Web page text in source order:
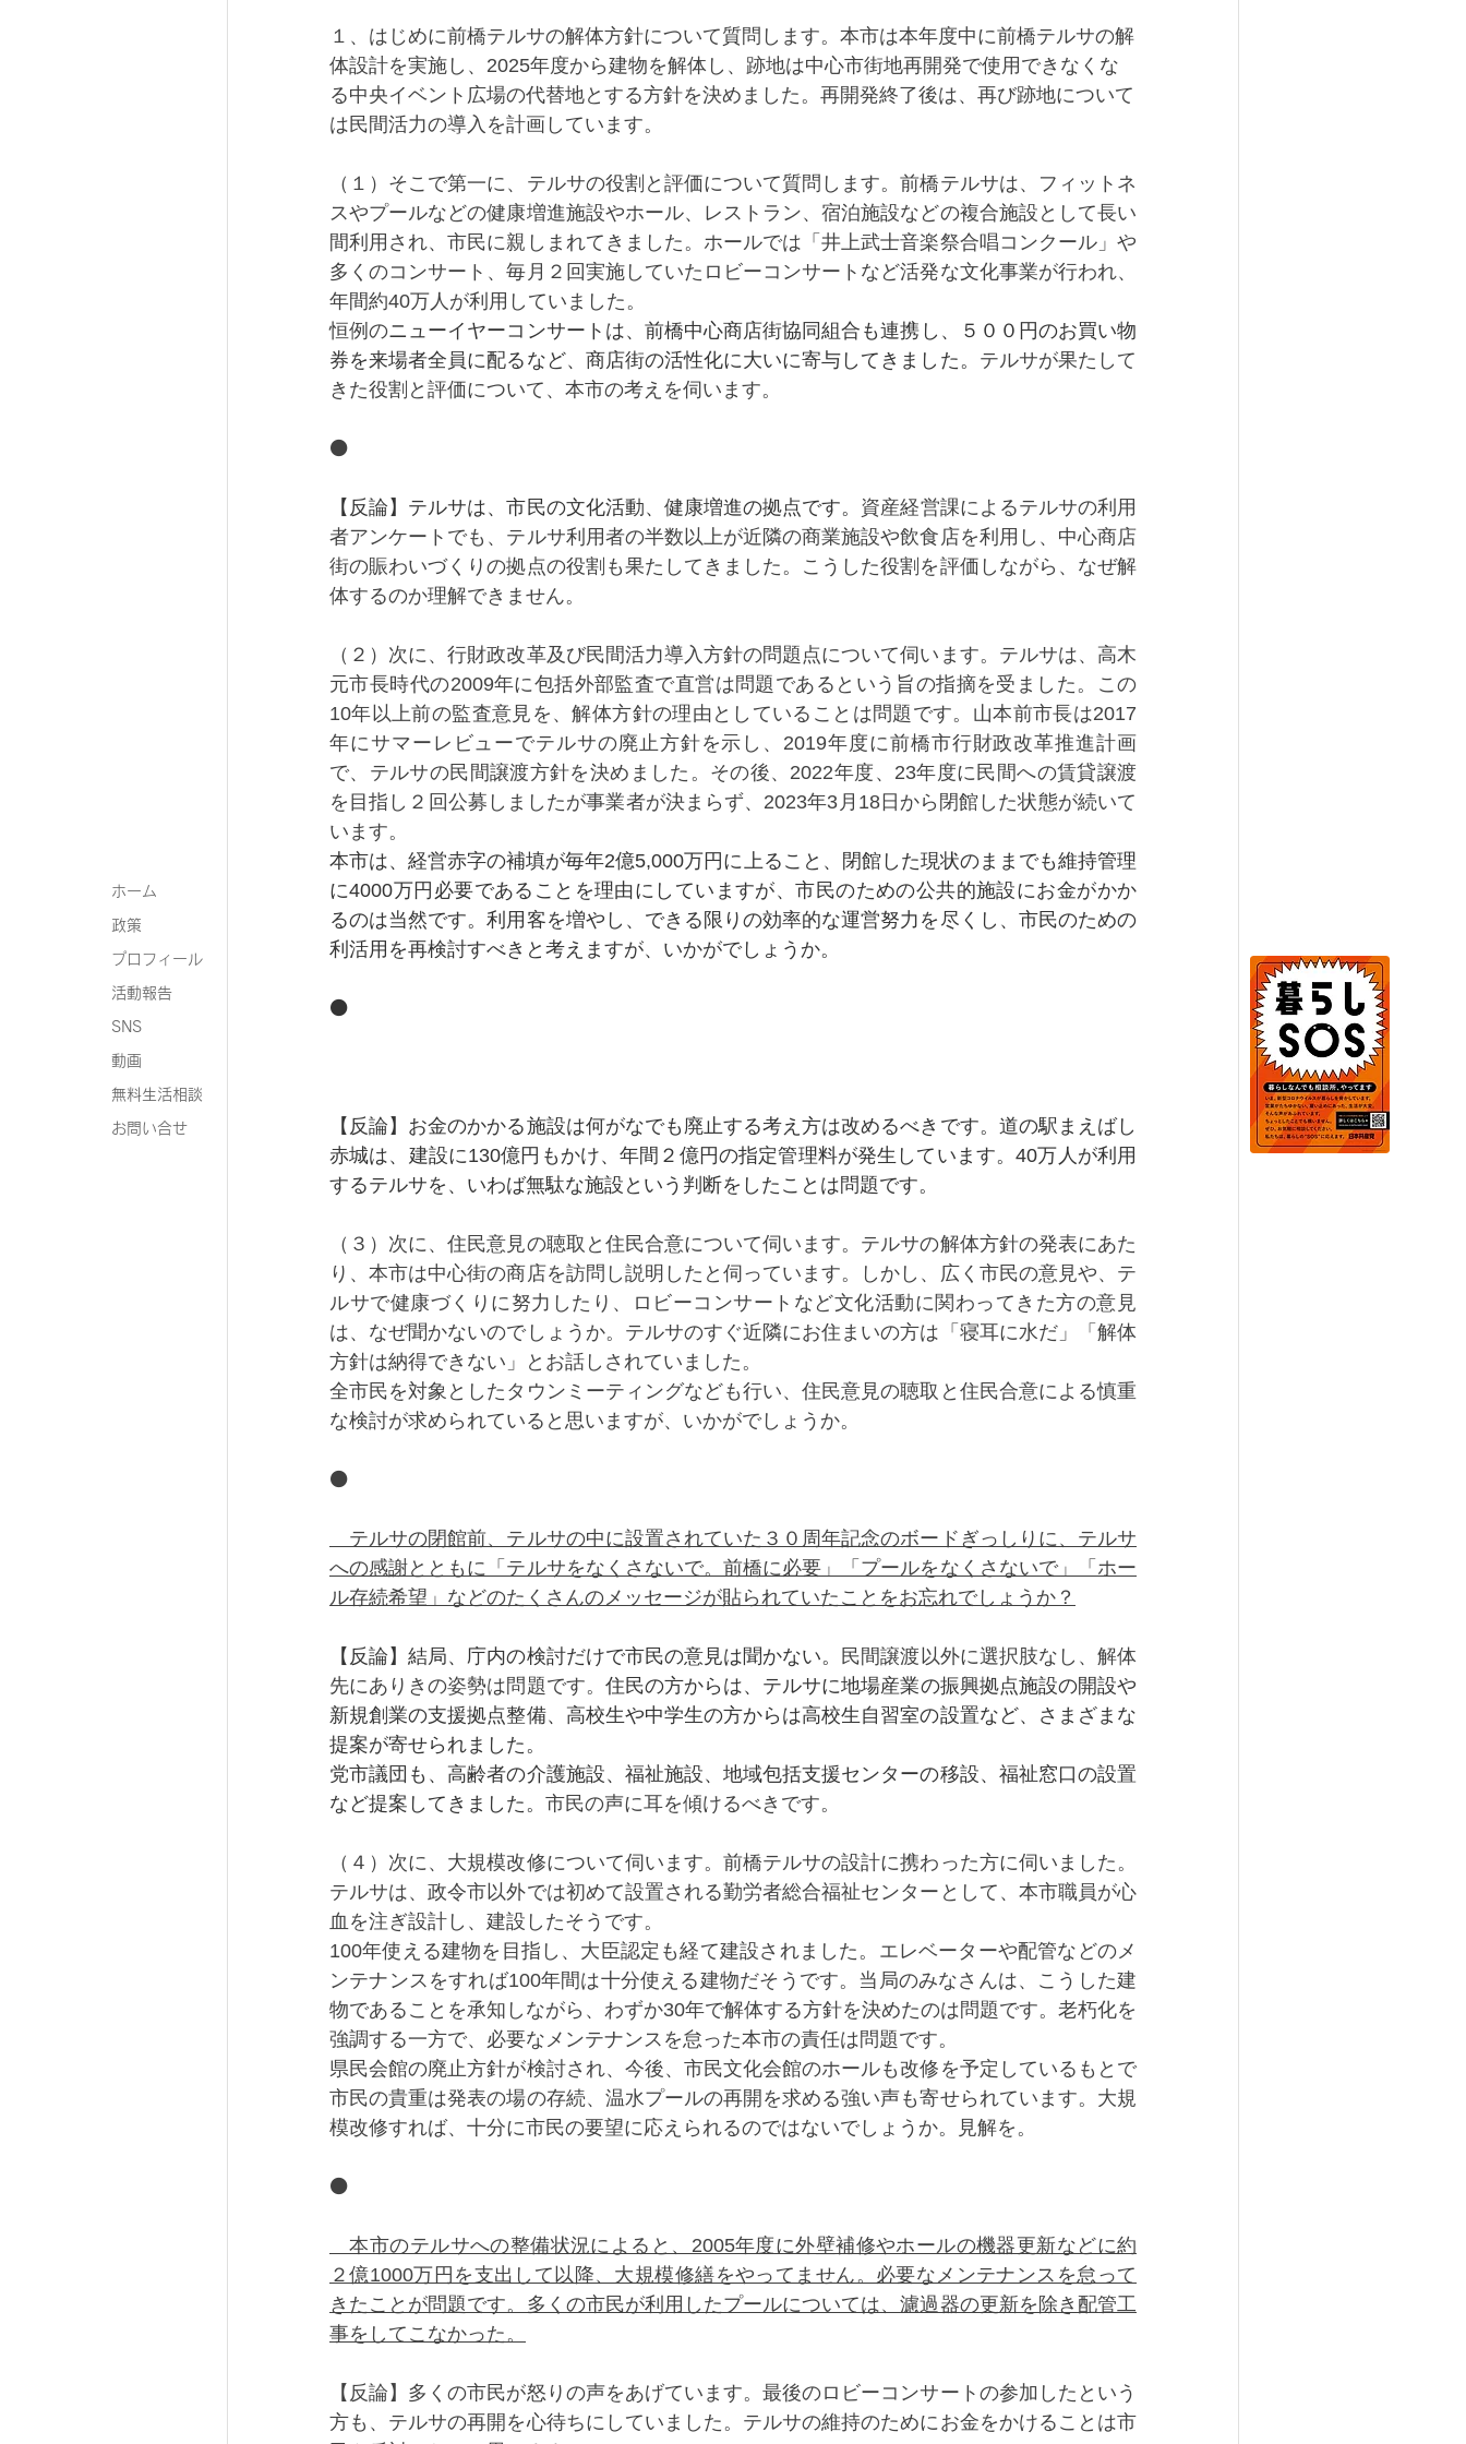
ホーム
政策
プロフィール
活動報告
SNS
動画
無料生活相談
お問い合せ
１、はじめに前橋テルサの解体方針について質問します。本市は本年度中に前橋テルサの解
体設計を実施し、2025年度から建物を解体し、跡地は中心市街地再開発で使用できなくな
る中央イベント広場の代替地とする方針を決めました。再開発終了後は、再び跡地について
は民間活力の導入を計画しています。
（１）そこで第一に、テルサの役割と評価について質問します。前橋テルサは、フィットネ
スやプールなどの健康増進施設やホール、レストラン、宿泊施設などの複合施設として長い
間利用され、市民に親しまれてきました。ホールでは「井上武士音楽祭合唱コンクール」や
多くのコンサート、毎月２回実施していたロビーコンサートなど活発な文化事業が行われ、
年間約40万人が利用していました。
恒例のニューイヤーコンサートは、前橋中心商店街協同組合も連携し、５００円のお買い物
券を来場者全員に配るなど、商店街の活性化に大いに寄与してきました。 テルサが果たして
きた役割と評価について、本市の考えを伺います。
⚫️
【反論】テルサは、市民の文化活動、健康増進の拠点です。 資産経営課によるテルサの利用
者アンケートでも、テルサ利用者の半数以上が近隣の商業施設や飲食店を利用し、中心商店
街の賑わいづくりの拠点の役割も果たしてきました。こうした役割を評価しながら、なぜ解
体するのか理解できません。
（２）次に、行財政改革及び民間活力導入方針の問題点について伺います。テルサは、高木
元市長時代の2009年に包括外部監査で直営は問題であるという旨の指摘を受ました。この
10年以上前の監査意見を、解体方針の理由としていることは問題です。山本前市長は2017
年にサマーレビューでテルサの廃止方針を示し、2019年度に前橋市行財政改革推進計画
で、テルサの民間譲渡方針を決めました。その後、2022年度、23年度に民間への賃貸譲渡
を目指し２回公募しましたが事業者が決まらず、2023年3月18日から閉館した状態が続いて
います。
本市は、経営赤字の補填が毎年2億5,000万円に上ること、閉館した現状のままでも維持管理
に4000万円必要であることを理由にしていますが、市民のための公共的施設にお金がかか
るのは当然です。利用客を増やし、できる限りの効率的な運営努力を尽くし、市民のための
利活用を再検討すべきと考えますが、いかがでしょうか。
⚫️
【反論】お金のかかる施設は何がなでも廃止する考え方は改めるべきです。道の駅まえばし
赤城は、建設に130億円もかけ、年間２億円の指定管理料が発生しています。40万人が利用
するテルサを、いわば無駄な施設という判断をしたことは問題です。
（３）次に、住民意見の聴取と住民合意について伺います。テルサの解体方針の発表にあた
り、本市は中心街の商店を訪問し説明したと伺っています。しかし、広く市民の意見や、テ
ルサで健康づくりに努力したり、ロビーコンサートなど文化活動に関わってきた方の意見
は、なぜ聞かないのでしょうか。テルサのすぐ近隣にお住まいの方は「寝耳に水だ」「解体
方針は納得できない」とお話しされていました。
全市民を対象としたタウンミーティングなども行い、住民意見の聴取と住民合意による慎重
な検討が求められていると思いますが、いかがでしょうか。
⚫️
テルサの閉館前、テルサの中に設置されていた３０周年記念のボードぎっしりに、テルサ
への感謝とともに「テルサをなくさないで。前橋に必要」「プールをなくさないで」「ホー
ル存続希望」などのたくさんのメッセージが貼られていたことをお忘れでしょうか？
【反論】結局、庁内の検討だけで市民の意見は聞かない。 民間譲渡以外に選択肢なし、解体
先にありきの姿勢は問題です。 住民の方からは、テルサに地場産業の振興拠点施設の開設や
新規創業の支援拠点整備、高校生や中学生の方からは高校生自習室の設置など、さまざまな
提案が寄せられました。
党市議団も、高齢者の介護施設、福祉施設、地域包括支援センターの移設、福祉窓口の設置
など提案してきました。 市民の声に耳を傾けるべきです。
（４）次に、大規模改修について伺います。前橋テルサの設計に携わった方に伺いました。
テルサは、政令市以外では初めて設置される勤労者総合福祉センターとして、本市職員が心
血を注ぎ設計し、建設したそうです。
100年使える建物を目指し、大臣認定も経て建設されました。エレベーターや配管などのメ
ンテナンスをすれば100年間は十分使える建物だそうです。当局のみなさんは、こうした建
物であることを承知しながら、わずか30年で解体する方針を決めたのは問題です。老朽化を
強調する一方で、必要なメンテナンスを怠った本市の責任は問題です。
県民会館の廃止方針が検討され、今後、市民文化会館のホールも改修を予定しているもとで
市民の貴重は発表の場の存続、温水プールの再開を求める強い声も寄せられています。大規
模改修すれば、十分に市民の要望に応えられるのではないでしょうか。見解を。
⚫️
本市のテルサへの整備状況によると、2005年度に外壁補修やホールの機器更新などに約
２億1000万円を支出して以降、大規模修繕をやってません。必要なメンテナンスを怠って
きたことが問題です。多くの市民が利用したプールについては、濾過器の更新を除き配管工
事をしてこなかった。
【反論】多くの市民が怒りの声をあげています。最後のロビーコンサートの参加したという
方も、テルサの再開を心待ちにしていました。テルサの維持のためにお金をかけることは市